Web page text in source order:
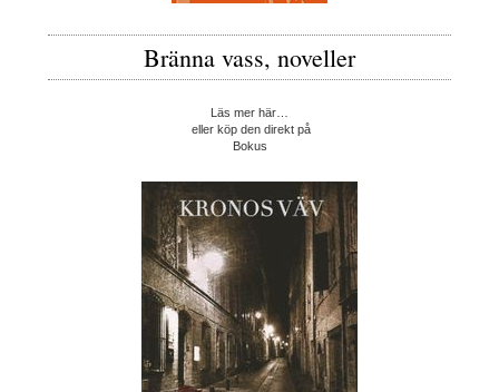
Bränna vass, noveller
Läs mer här…
eller köp den direkt på
Bokus